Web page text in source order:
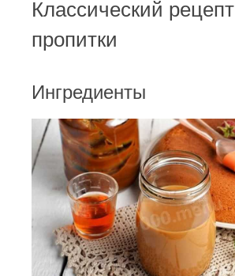
Классический рецепт
пропитки
Ингредиенты